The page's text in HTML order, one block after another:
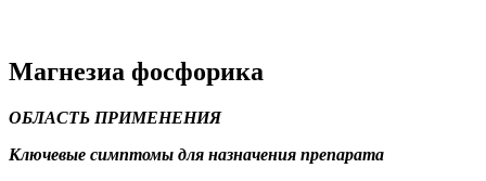
Магнезиа фосфорика
ОБЛАСТЬ ПРИМЕНЕНИЯ
Ключевые симптомы для назначения препарата